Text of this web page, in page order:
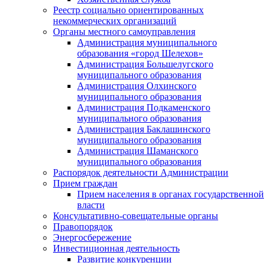
Реестр социально ориентированных
некоммерческих организаций
Органы местного самоуправления
Администрация муниципального
образования «город Шелехов»
Администрация Большелугского
муниципального образования
Администрация Олхинского
муниципального образования
Администрация Подкаменского
муниципального образования
Администрация Баклашинского
муниципального образования
Администрация Шаманского
муниципального образования
Распорядок деятельности Администрации
Прием граждан
Прием населения в органах государственной
власти
Консультативно-совещательные органы
Правопорядок
Энергосбережение
Инвестиционная деятельность
Развитие конкуренции